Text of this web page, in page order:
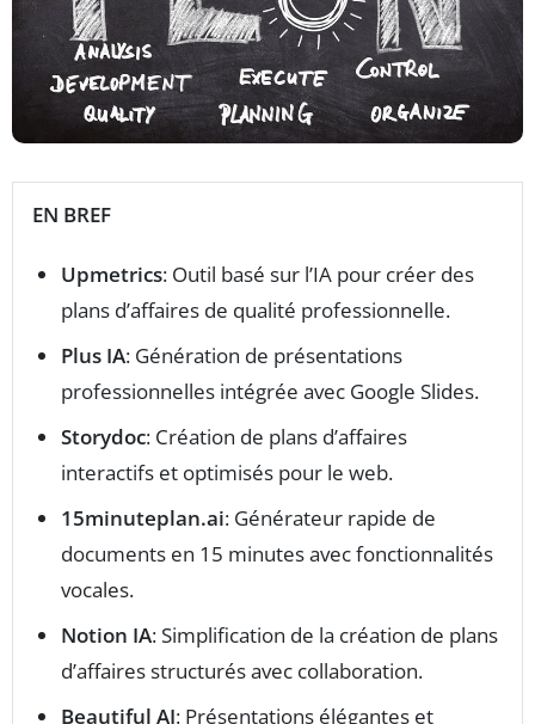
EN BREF
Upmetrics: Outil basé sur l’IA pour créer des
plans d’affaires de qualité professionnelle.
Plus IA: Génération de présentations
professionnelles intégrée avec Google Slides.
Storydoc: Création de plans d’affaires
interactifs et optimisés pour le web.
15minuteplan.ai: Générateur rapide de
documents en 15 minutes avec fonctionnalités
vocales.
Notion IA: Simplification de la création de plans
d’affaires structurés avec collaboration.
Beautiful AI: Présentations élégantes et